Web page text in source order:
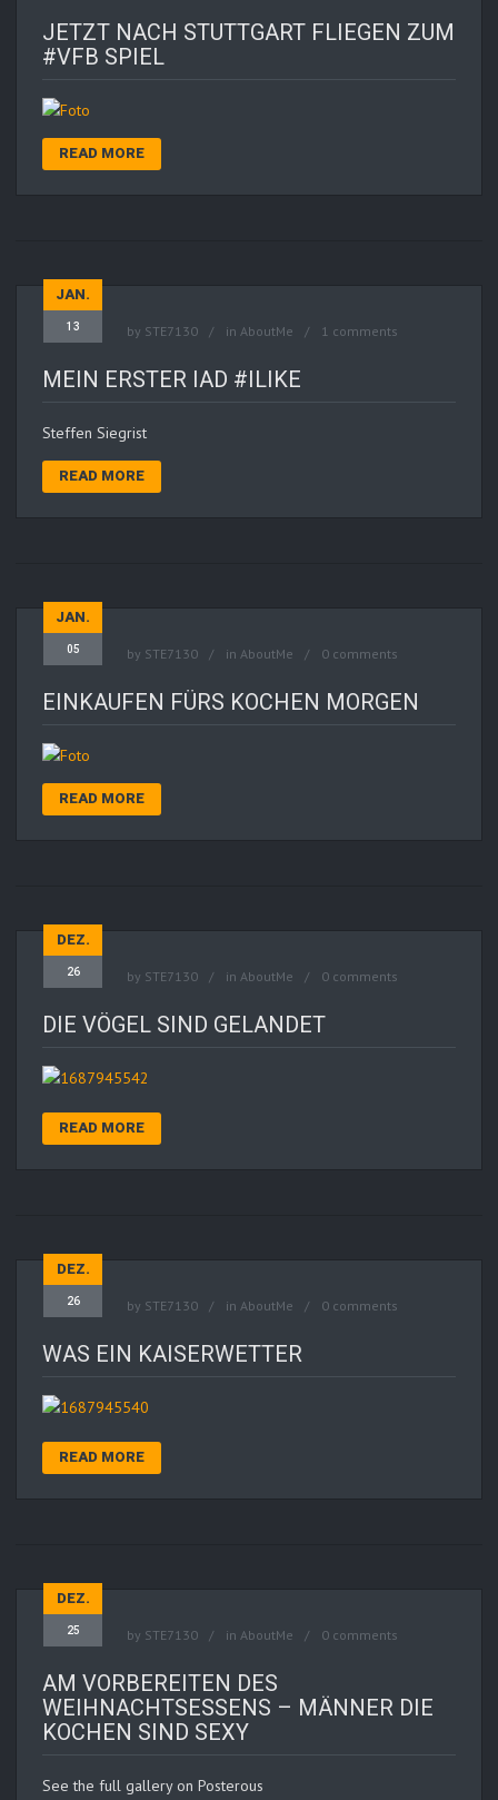
JETZT NACH STUTTGART FLIEGEN ZUM
#VFB SPIEL
READ MORE
JAN.
13 by STE7130 in AboutMe 1 comments
MEIN ERSTER IAD #ILIKE
Steffen Siegrist
READ MORE
JAN.
05 by STE7130 in AboutMe 0 comments
EINKAUFEN FÜRS KOCHEN MORGEN
READ MORE
DEZ.
26 by STE7130 in AboutMe 0 comments
DIE VÖGEL SIND GELANDET
READ MORE
DEZ.
26 by STE7130 in AboutMe 0 comments
WAS EIN KAISERWETTER
READ MORE
DEZ.
25 by STE7130 in AboutMe 0 comments
AM VORBEREITEN DES
WEIHNACHTSESSENS – MÄNNER DIE
KOCHEN SIND SEXY
See the full gallery on Posterous